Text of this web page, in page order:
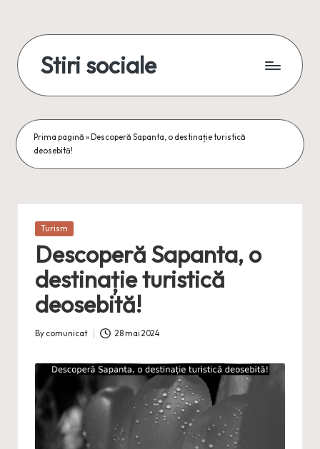
content
Stiri sociale
conexiuni
reale
Prima pagină » Descoperă Sapanta, o destinație turistică
deosebită!
Posted
Turism
Descoperă Sapanta, o
destinație turistică
deosebită!
Posted
By comunicat 28 mai 2024